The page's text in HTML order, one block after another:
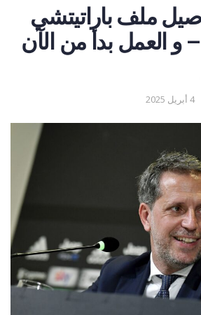
ملف باراتيتشي
و العمل بدأ من الآن
4 أبريل 2025